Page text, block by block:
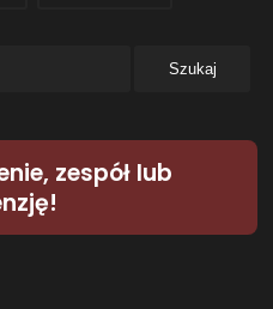
zespół lub